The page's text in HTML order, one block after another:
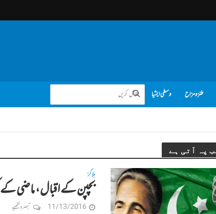
طنز و مزاح وسطی ایشیا
بلاگز
بچپن کے اقبال، ماضی
11/13/2016 تبصرہ لکھیے